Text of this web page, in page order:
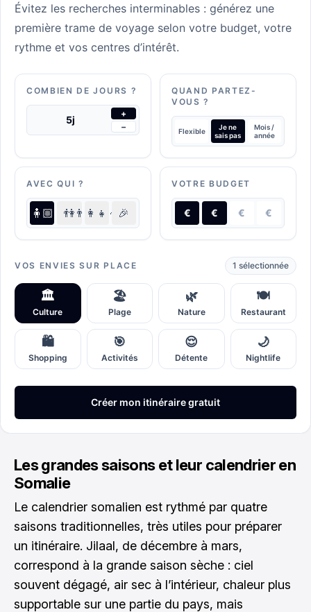
Les grandes saisons et leur calendrier en
Somalie
Le calendrier somalien est rythmé par quatre
saisons traditionnelles, très utiles pour préparer
un itinéraire. Jilaal, de décembre à mars,
correspond à la grande saison sèche : ciel
souvent dégagé, air sec à l’intérieur, chaleur plus
supportable sur une partie du pays, mais